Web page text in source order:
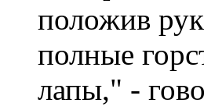
положив
полные
лапы," -